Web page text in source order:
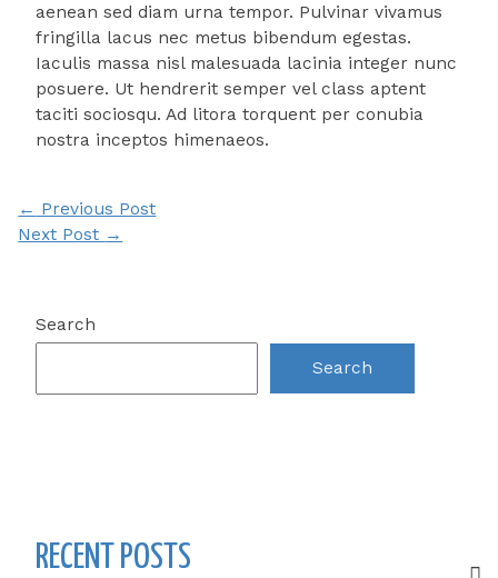
aenean sed diam urna tempor. Pulvinar vivamus
fringilla lacus nec metus bibendum egestas.
Iaculis massa nisl malesuada lacinia integer nunc
posuere. Ut hendrerit semper vel class aptent
taciti sociosqu. Ad litora torquent per conubia
nostra inceptos himenaeos.
Post
navigation
← Previous Post
Next Post →
Search
Search
RECENT POSTS